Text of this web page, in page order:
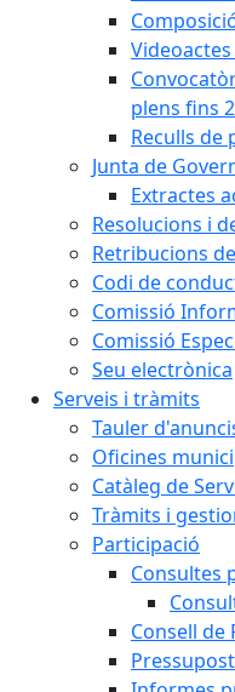
plens fins
Reculls de
Junta de
Extractes
Resolucions i
Retribucions
Codi de
Comissió
Comissió
Seu electrònica
Serveis i tràmits
Tauler
Oficines
Catàleg de
Tràmits i
Participació
Consultes
Consell de